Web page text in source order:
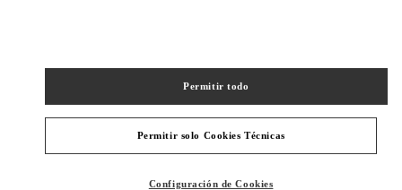
Permitir solo Cookies Técnicas
Permitir todo
Configuración de Cookies